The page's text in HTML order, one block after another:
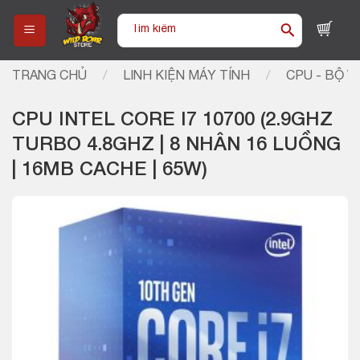
content
Tìm
TRANG CHỦ / LINH KIỆN MÁY TÍNH / CPU - BỘ
CPU INTEL CORE I7 10700 (2.9GHZ
TURBO 4.8GHZ | 8 NHÂN 16 LUỒNG
| 16MB CACHE | 65W)